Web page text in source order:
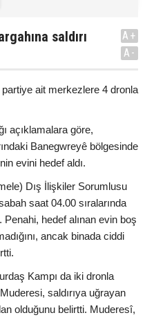
saldırı
A+
A-
partiye ait merkezlere 4 dronla
açıklamalara göre,
Banegwreyê bölgesinde
evini hedef aldı.
Dış İlişkiler Sorumlusu
saat 04.00 sıralarında
hedef alınan evin boş
ancak binada ciddi
Kampı da iki dronla
saldırıya uğrayan
olduğunu belirtti. Muderesî,